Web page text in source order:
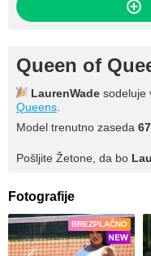
Queen of
LaurenWade sodeluje
Queens
Model trenutno zaseda
Pošljite Žetone, da bo
Fotografije
BREZPLAČNO